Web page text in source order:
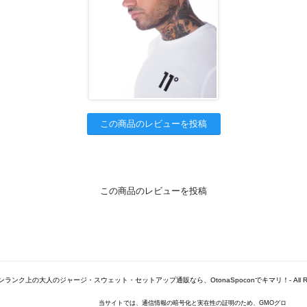
この商品のレビューを投稿
この商品のレビューを投稿
ランク上の大人のジャージ・スウェット・セットアップ通販なら、OtonaSpoconでキマリ！- All
当サイトでは、通信情報の暗号化と実在性の証明のため、GMOグロ